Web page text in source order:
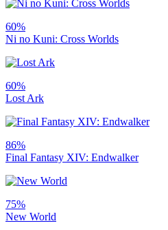
60%
Ni no Kuni: Cross Worlds
60%
Lost Ark
86%
Final Fantasy XIV: Endwalker
75%
New World